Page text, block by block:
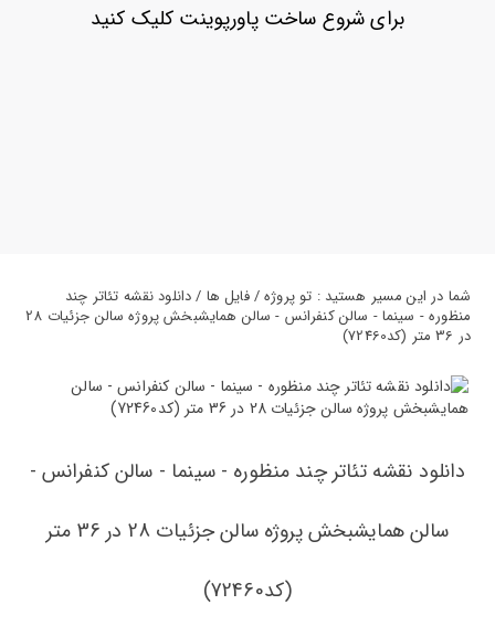
بازیابی
برای شروع ساخت پاورپوینت کلیک کنید
شما در این مسیر هستید : تو پروژه / فایل ها / دانلود نقشه تئاتر چند
منظوره - سینما - سالن کنفرانس - سالن همایشبخش پروژه سالن جزئیات 28
در 36 متر (کد72460)
دانلود نقشه تئاتر چند منظوره - سینما - سالن کنفرانس -
سالن همایشبخش پروژه سالن جزئیات 28 در 36 متر
(کد72460)